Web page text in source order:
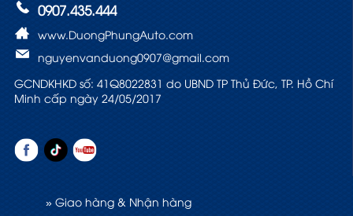
0907.435.444
www.DuongPhungAuto.com
nguyenvanduong0907@gmail.com
GCNDKHKD số: 41Q8022831 do UBND TP Thủ Đức, TP. Hồ Chí
Minh cấp ngày 24/05/2017
» Giao hàng & Nhận hàng